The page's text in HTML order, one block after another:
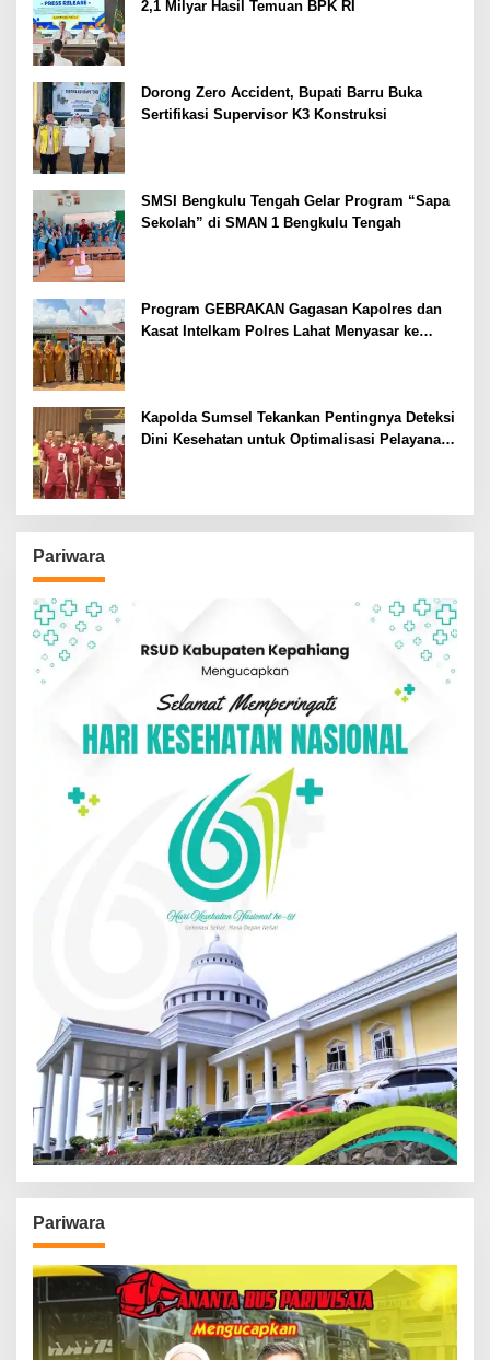
2,1 Milyar Hasil Temuan BPK RI
Dorong Zero Accident, Bupati Barru Buka
Sertifikasi Supervisor K3 Konstruksi
SMSI Bengkulu Tengah Gelar Program “Sapa
Sekolah” di SMAN 1 Bengkulu Tengah
Program GEBRAKAN Gagasan Kapolres dan
Kasat Intelkam Polres Lahat Menyasar ke
Kapolda Sumsel Tekankan Pentingnya Deteksi
Dini Kesehatan untuk Optimalisasi Pelayanan
Pariwara
Pariwara